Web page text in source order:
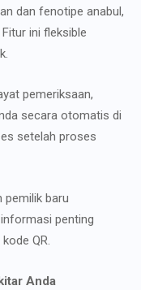
dan fenotipe anabul,
ini fleksible
pemeriksaan,
secara otomatis di
setelah proses
pemilik baru
penting
QR.
Anda